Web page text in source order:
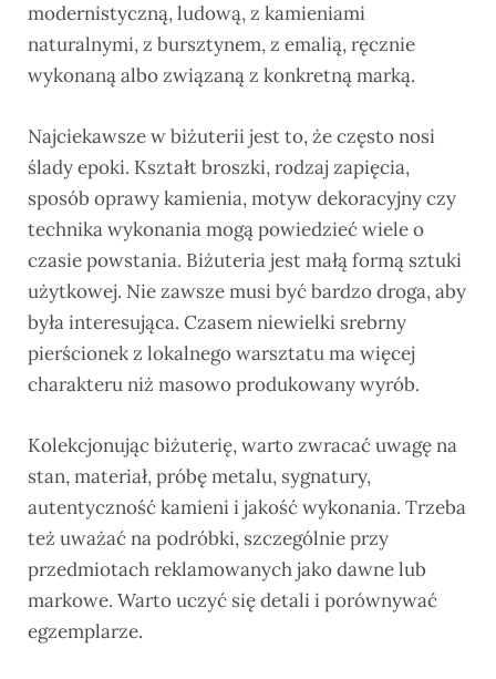
modernistyczną, ludową, z kamieniami
naturalnymi, z bursztynem, z emalią, ręcznie
wykonaną albo związaną z konkretną marką.
Najciekawsze w biżuterii jest to, że często nosi
ślady epoki. Kształt broszki, rodzaj zapięcia,
sposób oprawy kamienia, motyw dekoracyjny czy
technika wykonania mogą powiedzieć wiele o
czasie powstania. Biżuteria jest małą formą sztuki
użytkowej. Nie zawsze musi być bardzo droga, aby
była interesująca. Czasem niewielki srebrny
pierścionek z lokalnego warsztatu ma więcej
charakteru niż masowo produkowany wyrób.
Kolekcjonując biżuterię, warto zwracać uwagę na
stan, materiał, próbę metalu, sygnatury,
autentyczność kamieni i jakość wykonania. Trzeba
też uważać na podróbki, szczególnie przy
przedmiotach reklamowanych jako dawne lub
markowe. Warto uczyć się detali i porównywać
egzemplarze.